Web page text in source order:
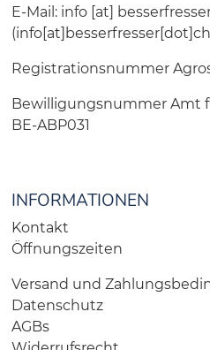
E-Mail: info [at]
Registrationsnummer
Bewilligungsnummer Amt
BE-ABP031
INFORMATIONEN
Kontakt
Öffnungszeiten
Versand und
Datenschutz
AGBs